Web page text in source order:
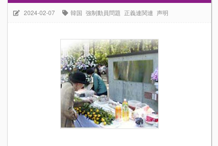
2024-02-07 韓国 強制動員問題 正義連関連 声明